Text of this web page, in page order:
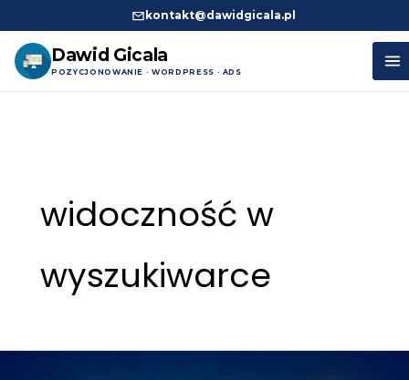
kontakt@dawidgicala.pl
Dawid Gicala
POZYCJONOWANIE · WORDPRESS · ADS
widoczność w
wyszukiwarce